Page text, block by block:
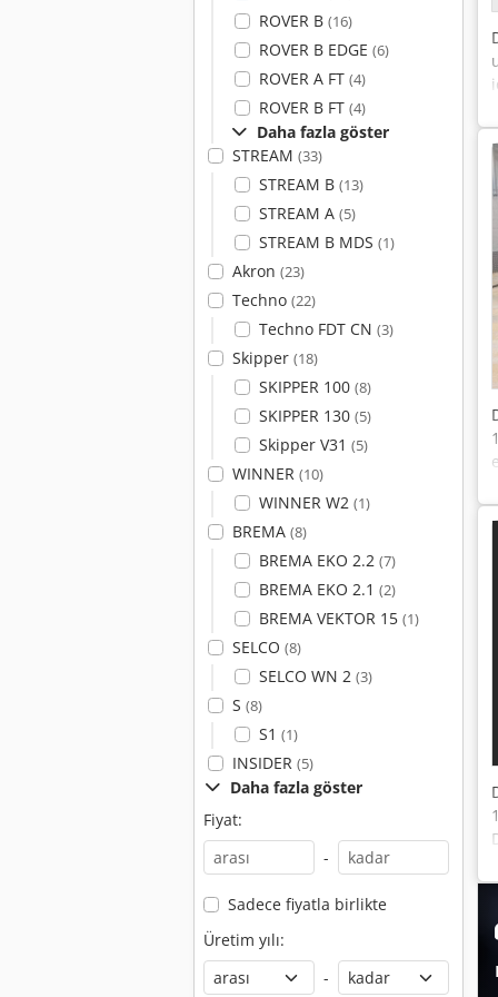
ROVER B (16)
ROVER B EDGE (6)
ROVER A FT (4)
ROVER B FT (4)
Daha fazla göster
STREAM (33)
STREAM B (13)
STREAM A (5)
STREAM B MDS (1)
Akron (23)
Techno (22)
Techno FDT CN (3)
Skipper (18)
SKIPPER 100 (8)
SKIPPER 130 (5)
Skipper V31 (5)
WINNER (10)
WINNER W2 (1)
BREMA (8)
BREMA EKO 2.2 (7)
BREMA EKO 2.1 (2)
BREMA VEKTOR 15 (1)
SELCO (8)
SELCO WN 2 (3)
S (8)
S1 (1)
INSIDER (5)
Daha fazla göster
Fiyat:
-
Sadece fiyatla birlikte
Üretim yılı:
-